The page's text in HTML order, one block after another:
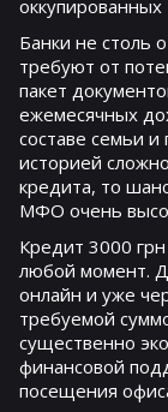
Банки не столь
требуют от
пакет
ежемесячных
составе семьи
историей
кредита, то
МФО очень
Кредит 3000
любой момент.
онлайн и уже
требуемой
существенно
финансовой
посещения